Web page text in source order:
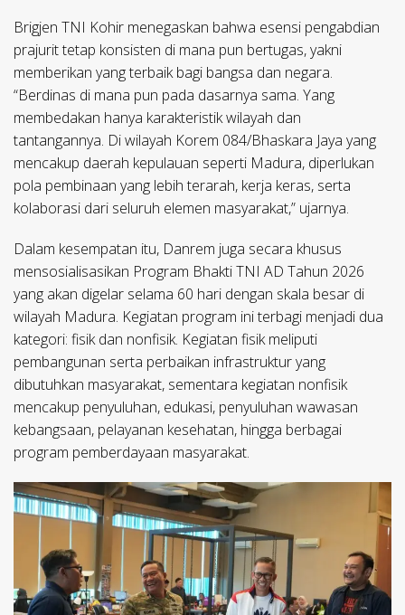
Brigjen TNI Kohir menegaskan bahwa esensi pengabdian
prajurit tetap konsisten di mana pun bertugas, yakni
memberikan yang terbaik bagi bangsa dan negara.
“Berdinas di mana pun pada dasarnya sama. Yang
membedakan hanya karakteristik wilayah dan
tantangannya. Di wilayah Korem 084/Bhaskara Jaya yang
mencakup daerah kepulauan seperti Madura, diperlukan
pola pembinaan yang lebih terarah, kerja keras, serta
kolaborasi dari seluruh elemen masyarakat,” ujarnya.
Dalam kesempatan itu, Danrem juga secara khusus
mensosialisasikan Program Bhakti TNI AD Tahun 2026
yang akan digelar selama 60 hari dengan skala besar di
wilayah Madura. Kegiatan program ini terbagi menjadi dua
kategori: fisik dan nonfisik. Kegiatan fisik meliputi
pembangunan serta perbaikan infrastruktur yang
dibutuhkan masyarakat, sementara kegiatan nonfisik
mencakup penyuluhan, edukasi, penyuluhan wawasan
kebangsaan, pelayanan kesehatan, hingga berbagai
program pemberdayaan masyarakat.